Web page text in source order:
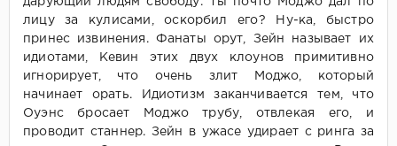
лицу за кулисами, оскорбил его? Ну-ка, быстро
принес извинения. Фанаты орут, Зейн называет их
идиотами, Кевин этих двух клоунов примитивно
игнорирует, что очень злит Моджо, который
начинает орать. Идиотизм заканчивается тем, что
Оуэнс бросает Моджо трубу, отвлекая его, и
проводит станнер. Зейн в ужасе удирает с ринга за